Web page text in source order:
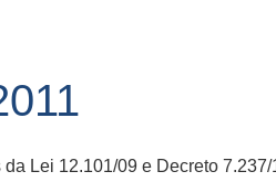
Lei 12.101/09 e Decreto